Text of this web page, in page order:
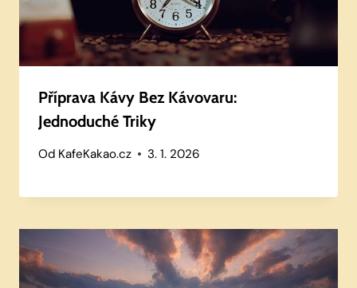
Příprava Kávy Bez Kávovaru:
Jednoduché Triky
Od KafeKakao.cz 3. 1. 2026